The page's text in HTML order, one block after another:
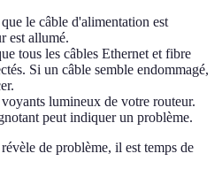
le câble d'alimentation est
est allumé.
tous les câbles Ethernet et fibre
Si un câble semble endommagé,
lumineux de votre routeur.
peut indiquer un problème.
de problème, il est temps de